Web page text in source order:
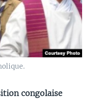
congolaise